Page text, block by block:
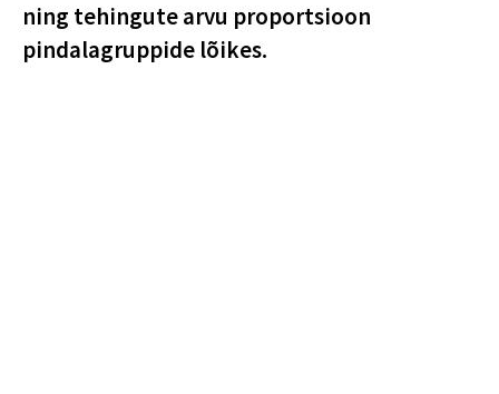
ning tehingute arvu proportsioon
pindalagruppide lõikes.